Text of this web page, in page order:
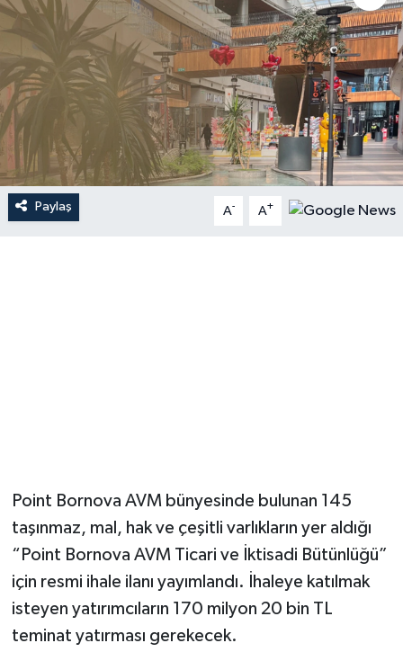
Paylaş A- A+
Point Bornova AVM bünyesinde bulunan 145
taşınmaz, mal, hak ve çeşitli varlıkların yer aldığı
“Point Bornova AVM Ticari ve İktisadi Bütünlüğü”
için resmi ihale ilanı yayımlandı. İhaleye katılmak
isteyen yatırımcıların 170 milyon 20 bin TL
teminat yatırması gerekecek.